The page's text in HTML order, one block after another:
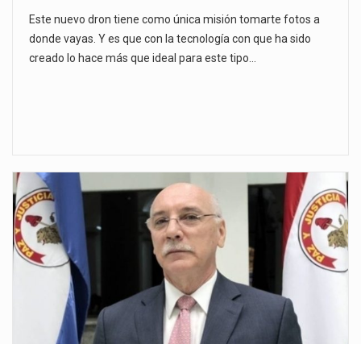
Este nuevo dron tiene como única misión tomarte fotos a
donde vayas. Y es que con la tecnología con que ha sido
creado lo hace más que ideal para este tipo…